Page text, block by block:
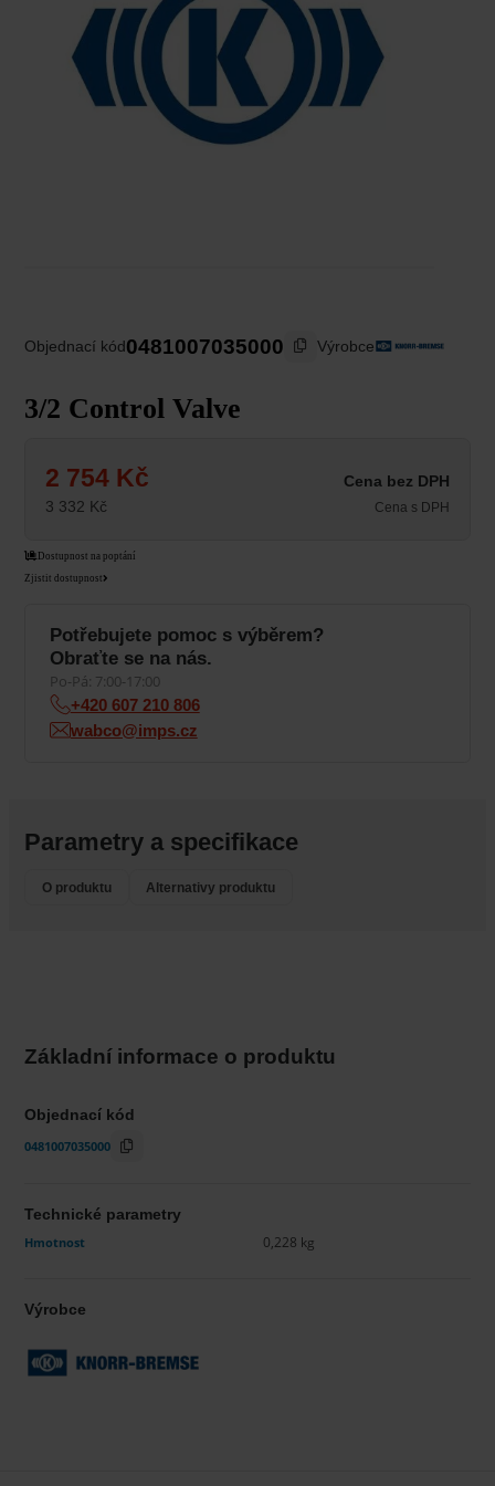
Objednací kód0481007035000 Výrobce
3/2 Control Valve
Cena bez DPH
2 754 Kč
Cena s DPH
3 332 Kč
Dostupnost na poptání
Zjistit dostupnost
Potřebujete pomoc s výběrem?
Obraťte se na nás.
Po-Pá: 7:00-17:00
+420 607 210 806
wabco@imps.cz
Parametry a specifikace
O produktu Alternativy produktu
Základní informace o produktu
Objednací kód
0481007035000
Technické parametry
Hmotnost 0,228 kg
Výrobce